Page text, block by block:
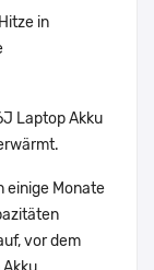
in
Laptop Akku
einige Monate
vor dem